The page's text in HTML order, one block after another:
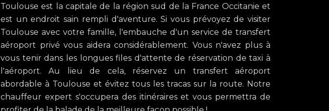
Toulouse est la capitale de la région sud de la France Occitanie et
est un endroit sain rempli d'aventure. Si vous prévoyez de visiter
Toulouse avec votre famille, l'embauche d'un service de transfert
aéroport privé vous aidera considérablement. Vous n'avez plus à
vous tenir dans les longues files d'attente de réservation de taxi à
l'aéroport. Au lieu de cela, réservez un transfert aéroport
abordable à Toulouse et évitez tous les tracas sur la route. Notre
chauffeur expert s'occupera des itinéraires et vous permettra de